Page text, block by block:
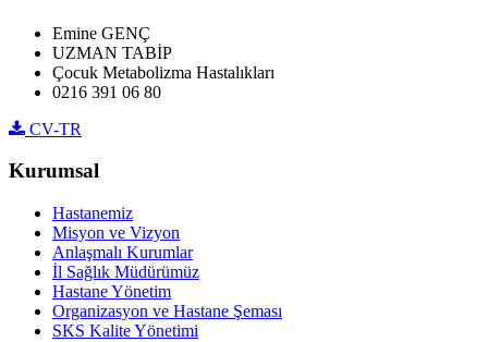
Emine GENÇ
UZMAN TABİP
Çocuk Metabolizma Hastalıkları
0216 391 06 80
CV-TR
Kurumsal
Hastanemiz
Misyon ve Vizyon
Anlaşmalı Kurumlar
İl Sağlık Müdürümüz
Hastane Yönetim
Organizasyon ve Hastane Şeması
SKS Kalite Yönetimi